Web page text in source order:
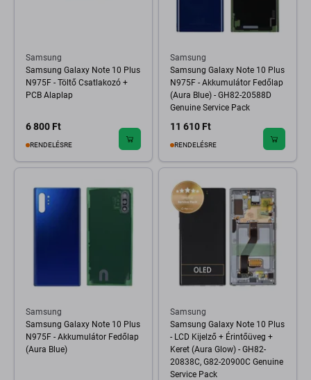
Samsung
Samsung Galaxy Note 10 Plus
N975F - Töltő Csatlakozó +
PCB Alaplap
6 800 Ft
RENDELÉSRE
Samsung
Samsung Galaxy Note 10 Plus
N975F - Akkumulátor Fedőlap
(Aura Blue) - GH82-20588D
Genuine Service Pack
11 610 Ft
RENDELÉSRE
Samsung
Samsung Galaxy Note 10 Plus
N975F - Akkumulátor Fedőlap
(Aura Blue)
Samsung
Samsung Galaxy Note 10 Plus
- LCD Kijelző + Érintőüveg +
Keret (Aura Glow) - GH82-
20838C, G82-20900C Genuine
Service Pack